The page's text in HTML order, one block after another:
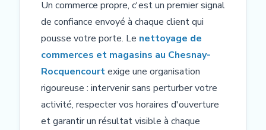
Un commerce propre, c'est un premier signal
de confiance envoyé à chaque client qui
pousse votre porte. Le nettoyage de
commerces et magasins au Chesnay-
Rocquencourtexige une organisation
rigoureuse : intervenir sans perturber votre
activité, respecter vos horaires d'ouverture
et garantir un résultat visible à chaque